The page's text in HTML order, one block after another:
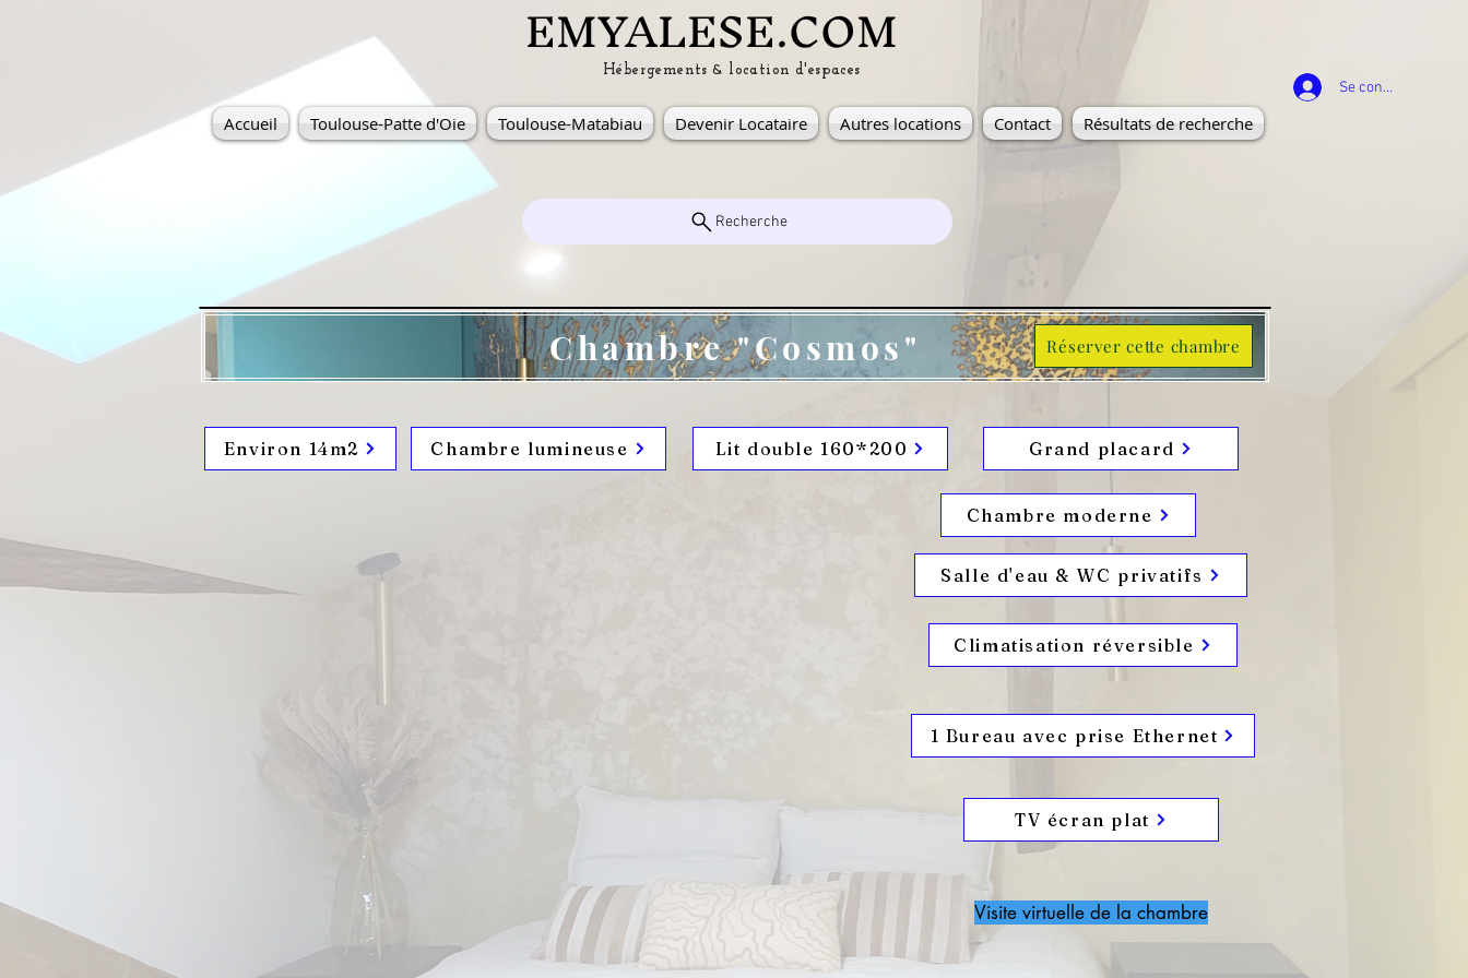
EMYALESE.COM
Hébergements& location d'espaces
Accueil Toulouse-Patte d'Oie Toulouse-Matabiau Devenir Locataire Autres locations Contact Résultats de recherche
Se connecter
Recherche
Chambre "Cosmos" Réserver cette chambre
Environ 14m2 Chambre lumineuse Lit double 160*200 Grand placard
Chambre moderne
Salle d'eau & WC privatifs
Climatisation réversible
1 Bureau avec prise Ethernet
TV écran plat
Visite virtuelle de la chambre